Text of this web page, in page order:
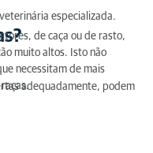
especializada.
de caça ou de rasto,
muito altos. Isto não
necessitam de mais
adequadamente, podem